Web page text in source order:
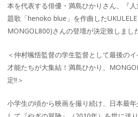
本を代表する俳優・満島ひかりさん、『
題歌「henoko blue」を作曲した
MONGOL800)さんの登壇が決定致しまし
＜仲村颯悟監督の学生監督として最後の
才能たちが大集結！満島ひかり、
定!!＞
小学生の頃から映画を撮り続け、日本最